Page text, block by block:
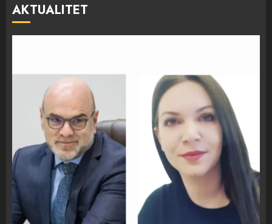
AKTUALITET